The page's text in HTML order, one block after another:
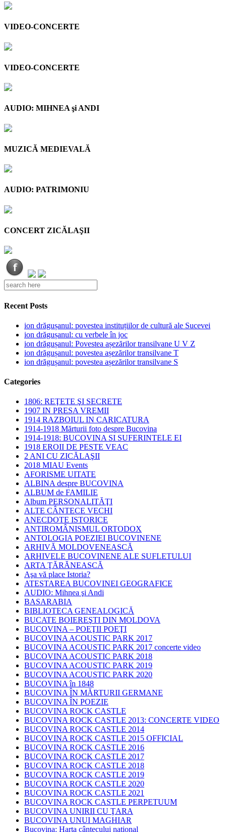
VIDEO-CONCERTE
VIDEO-CONCERTE
AUDIO: MIHNEA şi ANDI
MUZICĂ MEDIEVALĂ
AUDIO: PATRIMONIU
CONCERT ZICĂLAŞII
Recent Posts
ion drăgușanul: povestea instituțiilor de cultură ale Sucevei
ion drăgușanul: cu verbele în joc
ion drăgușanul: Povestea așezărilor transilvane U V Z
ion drăgușanul: povestea așezărilor transilvane T
ion drăgușanul: povestea așezărilor transilvane S
Categories
1806: REŢETE ŞI SECRETE
1907 IN PRESA VREMII
1914 RAZBOIUL IN CARICATURA
1914-1918 Mărturii foto despre Bucovina
1914-1918: BUCOVINA SI SUFERINTELE EI
1918 EROII DE PESTE VEAC
2 ANI CU ZICĂLAŞII
2018 MIAU Events
AFORISME UITATE
ALBINA despre BUCOVINA
ALBUM de FAMILIE
Album PERSONALITĂŢI
ALTE CÂNTECE VECHI
ANECDOTE ISTORICE
ANTIROMÂNISMUL ORTODOX
ANTOLOGIA POEZIEI BUCOVINENE
ARHIVĂ MOLDOVENEASCĂ
ARHIVELE BUCOVINENE ALE SUFLETULUI
ARTA ŢĂRĂNEASCĂ
Aşa vă place Istoria?
ATESTAREA BUCOVINEI GEOGRAFICE
AUDIO: Mihnea şi Andi
BASARABIA
BIBLIOTECA GENEALOGICĂ
BUCATE BOIEREŞTI DIN MOLDOVA
BUCOVINA – POEŢII POEŢI
BUCOVINA ACOUSTIC PARK 2017
BUCOVINA ACOUSTIC PARK 2017 concerte video
BUCOVINA ACOUSTIC PARK 2018
BUCOVINA ACOUSTIC PARK 2019
BUCOVINA ACOUSTIC PARK 2020
BUCOVINA în 1848
BUCOVINA ÎN MĂRTURII GERMANE
BUCOVINA ÎN POEZIE
BUCOVINA ROCK CASTLE
BUCOVINA ROCK CASTLE 2013: CONCERTE VIDEO
BUCOVINA ROCK CASTLE 2014
BUCOVINA ROCK CASTLE 2015 OFFICIAL
BUCOVINA ROCK CASTLE 2016
BUCOVINA ROCK CASTLE 2017
BUCOVINA ROCK CASTLE 2018
BUCOVINA ROCK CASTLE 2019
BUCOVINA ROCK CASTLE 2020
BUCOVINA ROCK CASTLE 2021
BUCOVINA ROCK CASTLE PERPETUUM
BUCOVINA UNIRII CU ŢARA
BUCOVINA UNUI MAGHIAR
Bucovina: Harta cântecului naţional